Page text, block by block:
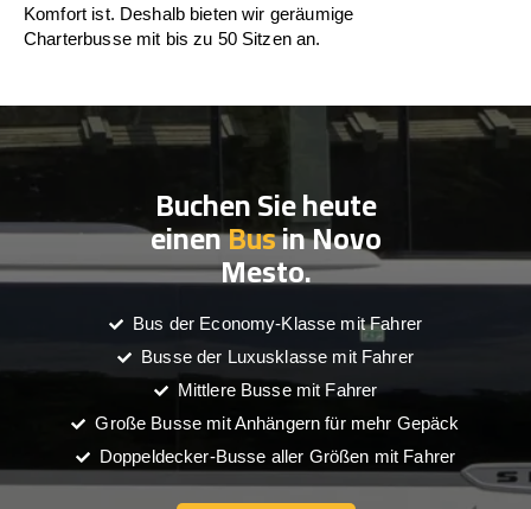
Komfort ist. Deshalb bieten wir geräumige
Charterbusse mit bis zu 50 Sitzen an.
Buchen Sie heute
einenBusin Novo
Mesto.
Bus der Economy-Klasse mit Fahrer
Busse der Luxusklasse mit Fahrer
Mittlere Busse mit Fahrer
Große Busse mit Anhängern für mehr Gepäck
Doppeldecker-Busse aller Größen mit Fahrer